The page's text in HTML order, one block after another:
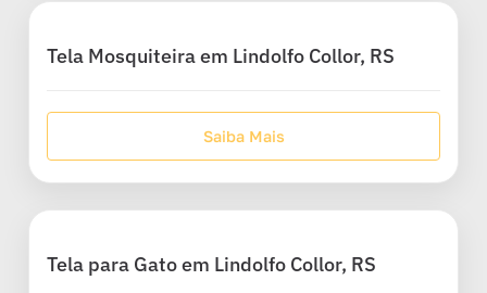
Tela Mosquiteira em Lindolfo Collor, RS
Saiba Mais
Tela para Gato em Lindolfo Collor, RS